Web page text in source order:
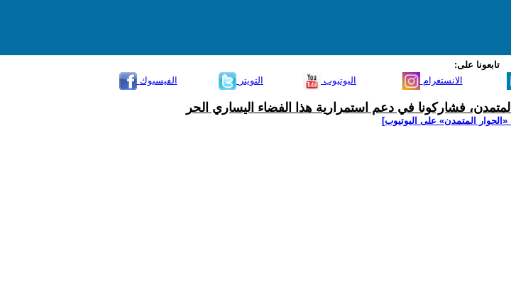
تابعونا على:
الفيسبوك
التويتر اليوتيوب الانستغرام
فشاركونا في دعم استمرارية هذا الفضاء اليساري الحر
المتمدن» على اليوتيوب]